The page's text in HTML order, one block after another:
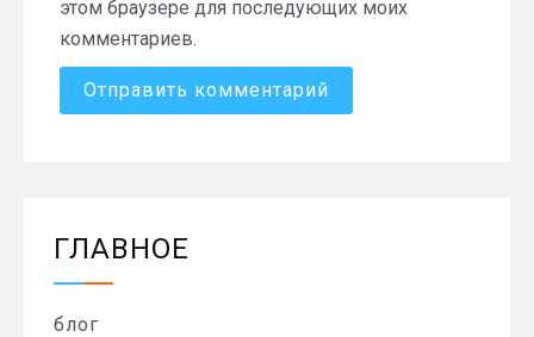
этом браузере для последующих моих
комментариев.
ГЛАВНОЕ
блог